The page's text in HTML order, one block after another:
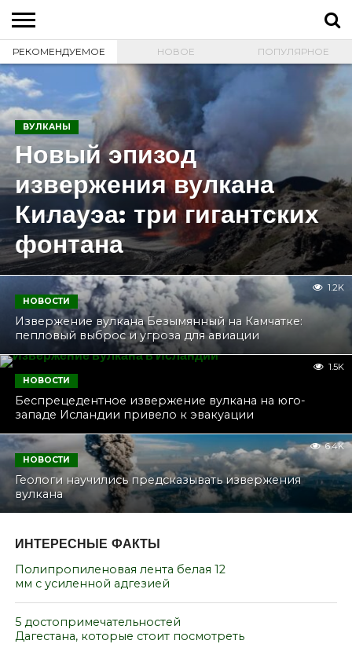
ГЛАВНАЯ
О
ВУЛКАНАХ
ВУЛКАНЫ
МИРА
КАЛЬДЕРЫ
НОВОСТИ
ФАКТЫ
ИСТОРИЯ
МОНИТОРИНГ
ВИДЕО
ТУРИСТАМ
О
САЙТЕ
КАРТА
САЙТА
КОНТАКТЫ
РЕКОМЕНДУЕМОЕ НОВОЕ ПОПУЛЯРНОЕ
ВУЛКАНЫ
Новый эпизод
извержения вулкана
Килауэа: три гигантских
фонтана
НОВОСТИ
Извержение вулкана Безымянный на Камчатке:
пепловый выброс и угроза для авиации
1.2K
НОВОСТИ
Беспрецедентное извержение вулкана на юго-
западе Исландии привело к эвакуации
1.5K
НОВОСТИ
Геологи научились предсказывать извержения
вулкана
6.4K
ИНТЕРЕСНЫЕ ФАКТЫ
Полипропиленовая лента белая 12
мм с усиленной адгезией
5 достопримечательностей
Дагестана, которые стоит посмотреть